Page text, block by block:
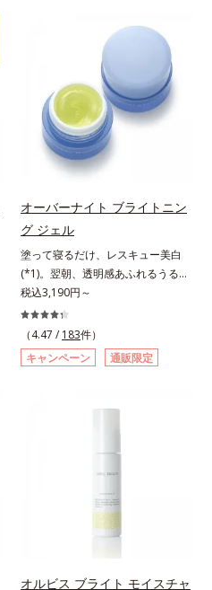
処するのではなく、肌で起きている
ことの根本原因に着目。加齢ととも
に現れる年齢サインについて研究を
進めたところ、弾力感のない状態で
ある「ハリのなさ」や、くすみ(*6)
などが現れている状態である「透明
感のなさ」が、大人の肌印象に大き
な影響を与えていることがわかりま
した。そこでオルビスユー ドット
シリーズは美容成分(*7)として
「G.D.F.アクティベーター(*8)」を
配合。そして、従来から配合してい
る美白(*1)有効成分「トラネキサム
酸」を配合しました。さらに、シリ
ーズ共通の美容成分「GLルートブ
ースター(*9)」を配合することで、
肌のふっくら感や透明感を叶えま
す。美白ケアしながら多角的なエイ
ジングケアが叶うシリーズに。3ス
感を。効果的なシナジー設計で、あ
リーズの保湿力*3 年齢に応じたお
手入れのこと*4 うるおいによる
*5 乾燥、ハリ・ツヤのなさ*6
乾燥による*7 保湿成分*8 ロニ
セラカエルレア果汁、ノバラエキス
オーバーナイト ブライトニン
グ ジェル
塗って寝るだけ、レスキュー美白
(*1)。翌朝、透明感あふれるうるぷ
る肌を叶える、お守り涼感ジェルパ
ック。紫外線を浴びた日の夜は、ひ
んやり気持ちいいジェルでお肌をレ
スキュー！ メラニンの産生指令が
活発になる夜の肌環境に着目して、
(*2)ツヤ肌”へと整える夜用ジェルパ
ップ。美白(*1)と保湿の両方にアプ
ローチする「トラネキサム酸-
SG(*3)」、肌荒れや日焼けによる肌
のほてりを予防する「グリチルリチ
ン酸ジカリウム(*4)」など、たっぷ
税込3,190円～
（4.47 / 183件）
キャンペーン
通販限定
オルビス ブライト モイスチャ